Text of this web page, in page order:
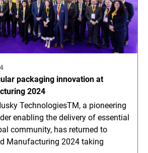
packaging innovation at
2024
TechnologiesTM, a pioneering
enabling the delivery of essential
community, has returned to
Manufacturing 2024 taking